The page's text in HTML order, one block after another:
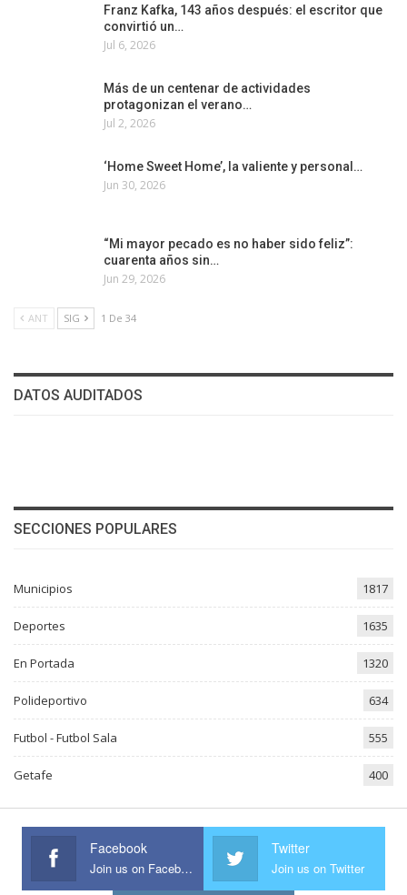
Franz Kafka, 143 años después: el escritor que
convirtió un…
Jul 6, 2026
Más de un centenar de actividades
protagonizan el verano…
Jul 2, 2026
‘Home Sweet Home’, la valiente y personal…
Jun 30, 2026
“Mi mayor pecado es no haber sido feliz”:
cuarenta años sin…
Jun 29, 2026
ANT SIG 1 De 34
DATOS AUDITADOS
SECCIONES POPULARES
Municipios 1817
Deportes 1635
En Portada 1320
Polideportivo 634
Futbol - Futbol Sala 555
Getafe 400
Facebook
Join us on Facebook
Twitter
Join us on Twitter